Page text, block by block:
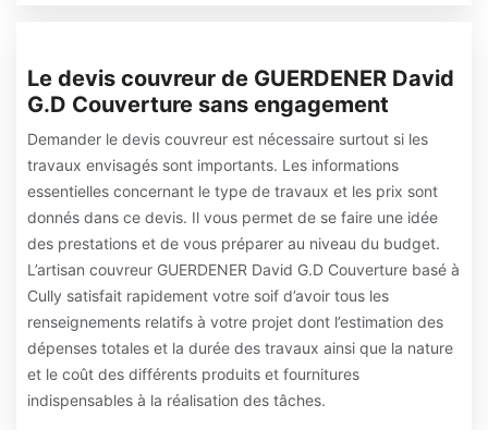
Le devis couvreur de GUERDENER David
G.D Couverture sans engagement
Demander le devis couvreur est nécessaire surtout si les
travaux envisagés sont importants. Les informations
essentielles concernant le type de travaux et les prix sont
donnés dans ce devis. Il vous permet de se faire une idée
des prestations et de vous préparer au niveau du budget.
L’artisan couvreur GUERDENER David G.D Couverture basé à
Cully satisfait rapidement votre soif d’avoir tous les
renseignements relatifs à votre projet dont l’estimation des
dépenses totales et la durée des travaux ainsi que la nature
et le coût des différents produits et fournitures
indispensables à la réalisation des tâches.